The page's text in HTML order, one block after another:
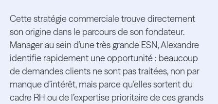
Cette stratégie commerciale trouve directement
son origine dans le parcours de son fondateur.
Manager au sein d’une très grande ESN, Alexandre
identifie rapidement une opportunité : beaucoup
de demandes clients ne sont pas traitées, non par
manque d’intérêt, mais parce qu’elles sortent du
cadre RH ou de l’expertise prioritaire de ces grands